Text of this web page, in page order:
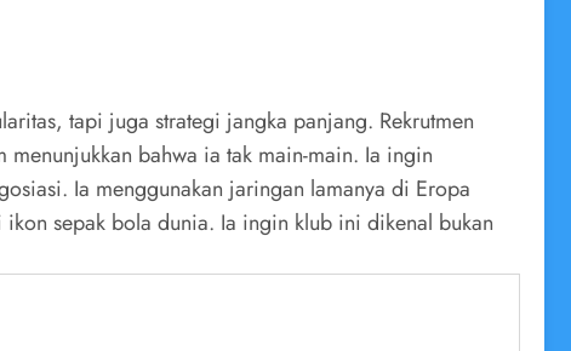
tapi juga strategi jangka panjang. Rekrutmen
bahwa ia tak main-main. Ia ingin
Ia menggunakan jaringan lamanya di Eropa
sepak bola dunia. Ia ingin klub ini dikenal bukan